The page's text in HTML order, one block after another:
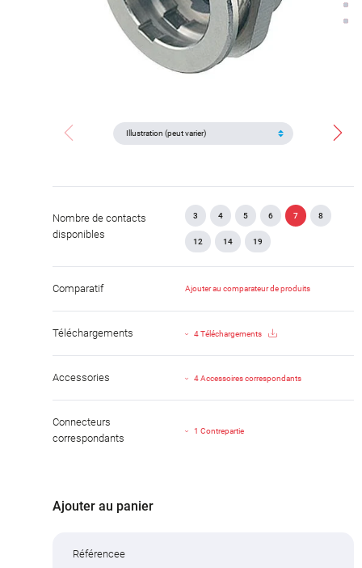
Nombre de contacts
disponibles
3 4 5 6 7 8
12 14 19
Comparatif Ajouter au comparateur de produits
Téléchargements 4 Téléchargements
Accessories 4 Accessoires correspondants
Connecteurs
correspondants
1 Contrepartie
Ajouter au panier
Référencee